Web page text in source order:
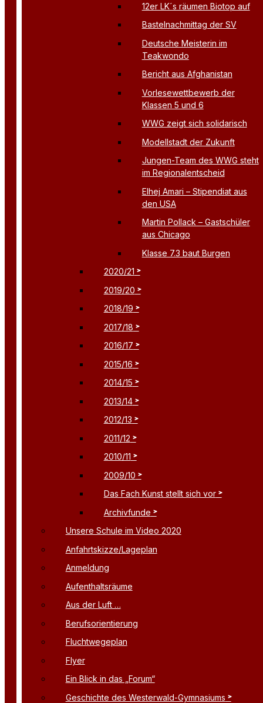
12er LK´s räumen Biotop auf
Bastelnachmittag der SV
Deutsche Meisterin im
Teakwondo
Bericht aus Afghanistan
Vorlesewettbewerb der
Klassen 5 und 6
WWG zeigt sich solidarisch
Modellstadt der Zukunft
Jungen-Team des WWG steht
im Regionalentscheid
Elhej Amari – Stipendiat aus
den USA
Martin Pollack – Gastschüler
aus Chicago
Klasse 7.3 baut Burgen
2020/21
2019/20
2018/19
2017/18
2016/17
2015/16
2014/15
2013/14
2012/13
2011/12
2010/11
2009/10
Das Fach Kunst stellt sich vor
Archivfunde
Unsere Schule im Video 2020
Anfahrtskizze/Lageplan
Anmeldung
Aufenthaltsräume
Aus der Luft …
Berufsorientierung
Fluchtwegeplan
Flyer
Ein Blick in das „Forum“
Geschichte des Westerwald-Gymnasiums